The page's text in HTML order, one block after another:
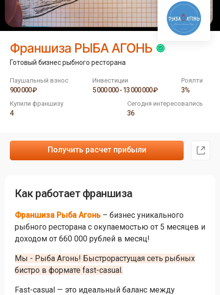
Франшиза РЫБА АГОНЬ
Готовый бизнес рыбного ресторана
Паушальный взнос
900 000 ₽
Инвестиции
5 000 000 - 13 000 000 ₽
Роялти
3%
Купили франшизу
4
Сегодня интересовались
36
Получить расчет прибыли
Как работает франшиза
Франшиза Рыба Агонь – бизнес уникального
рыбного ресторана с окупаемостью от 5 месяцев и
доходом от 660 000 рублей в месяц!
Мы - Рыба Агонь! Быстрорастущая сеть рыбных
бистро в формате fast-casual.
Fast-casual — это идеальный баланс между